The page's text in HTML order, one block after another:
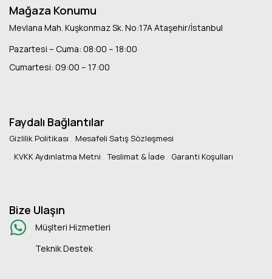
Mağaza Konumu
Mevlana Mah. Kuşkonmaz Sk. No:17A Ataşehir/İstanbul
Pazartesi – Cuma: 08:00 – 18:00
Cumartesi: 09:00 – 17:00
Faydalı Bağlantılar
Gizlilik Politikası
Mesafeli Satış Sözleşmesi
KVKK Aydınlatma Metni
Teslimat & İade Garanti Koşulları
Bize Ulaşın
Müşlteri Hizmetleri
Teknik Destek